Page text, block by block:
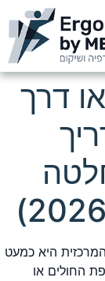
דרך
היא כמעט
החולים או